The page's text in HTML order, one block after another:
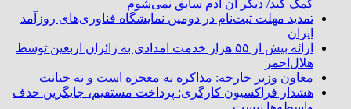
کمک کند/ دیگر آن آدم سابق نمی‌شوم
تمدید مهلت ثبت‌نام در دومین نمایشگاه فناوری‌های روزآمد
ایران
ارائه بیش از ۵۵ هزار خدمت امدادی به زائران اربعین توسط
هلال‌احمر
معاون وزیر خارجه: مذاکره نه معجزه است و نه خیانت
هشدار فراکسیون کارگری: پرداخت مستقیم، جایگزین حذف